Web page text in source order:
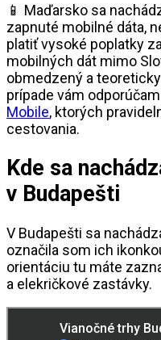
📱 Maďarsko sa
zapnuté mobilné dáta,
platiť vysoké poplatky
mobilných dát mimo
obmedzený a
prípade vám
Mobile, ktorých
cestovania.
Kde sa
v Budapešti
V Budapešti sa
označila som ich
orientáciu tu máte
a elekričkové zastávky.